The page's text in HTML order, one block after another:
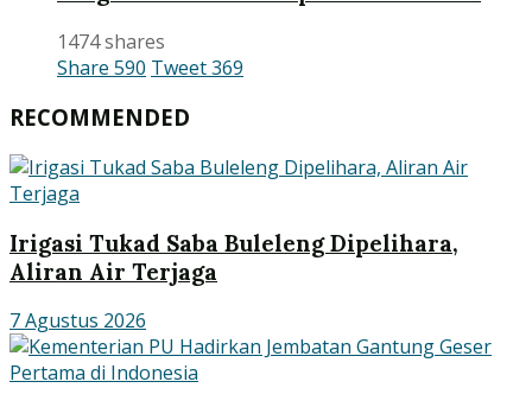
1474 shares
Share 590 Tweet369
RECOMMENDED
Irigasi Tukad Saba Buleleng Dipelihara,
Aliran Air Terjaga
7 Agustus 2026